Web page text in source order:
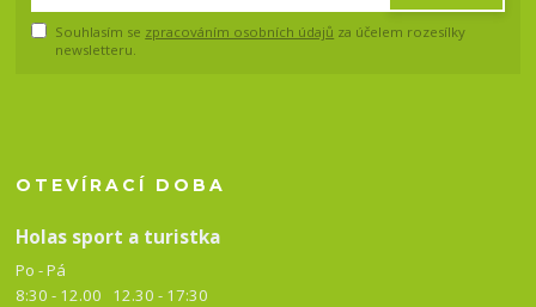
Souhlasím se zpracováním osobních údajů za účelem rozesílky
newsletteru.
OTEVÍRACÍ DOBA
Holas sport a turistka
Po - Pá
8:30 - 12.00 12.30 - 17:30